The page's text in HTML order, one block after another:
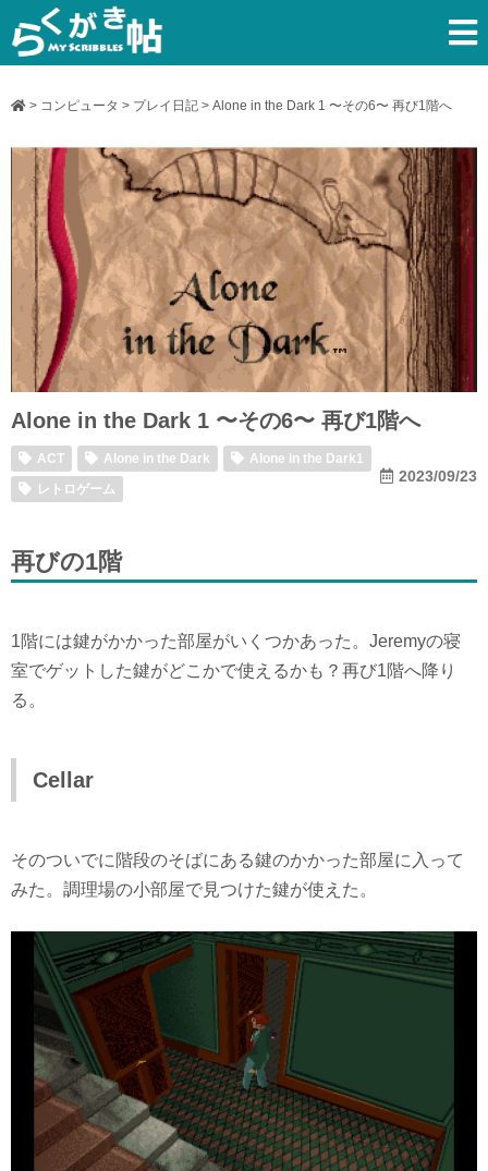
> コンピュータ > プレイ日記 > Alone in the Dark 1 〜その6〜 再び1階へ
Alone in the Dark 1 〜その6〜 再び1階へ
ACT Alone in the Dark
Alone in the Dark1
レトロゲーム
2023/09/23
再びの1階
1階には鍵がかかった部屋がいくつかあった。Jeremyの寝
室でゲットした鍵がどこかで使えるかも？再び1階へ降り
る。
Cellar
そのついでに階段のそばにある鍵のかかった部屋に入って
みた。調理場の小部屋で見つけた鍵が使えた。